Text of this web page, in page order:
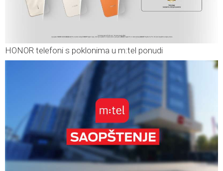
HONOR telefoni s poklonima u m:tel ponudi